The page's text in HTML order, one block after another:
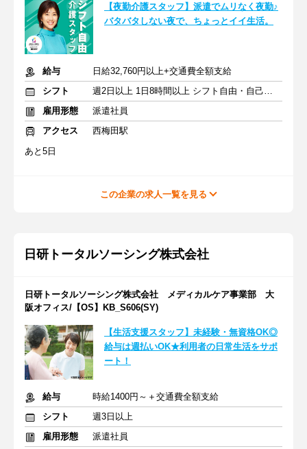
【夜勤介護スタッフ】派遣でムリなく夜勤♪
バタバタしない夜で、ちょっとイイ生活。
給与
日給32,760円以上+交通費全額支給
シフト
週2日以上 1日8時間以上 シフト自由・自己申告
雇用形態
派遣社員
アクセス
西梅田駅
あと5日
この企業の求人一覧を見る
日研トータルソーシング株式会社
日研トータルソーシング株式会社 メディカルケア事業部 大
阪オフィス/【OS】KB_S606(SY)
【生活支援スタッフ】未経験・無資格OK◎
給与は週払いOK★利用者の日常生活をサポ
ート！
給与
時給1400円～＋交通費全額支給
シフト
週3日以上
雇用形態
派遣社員